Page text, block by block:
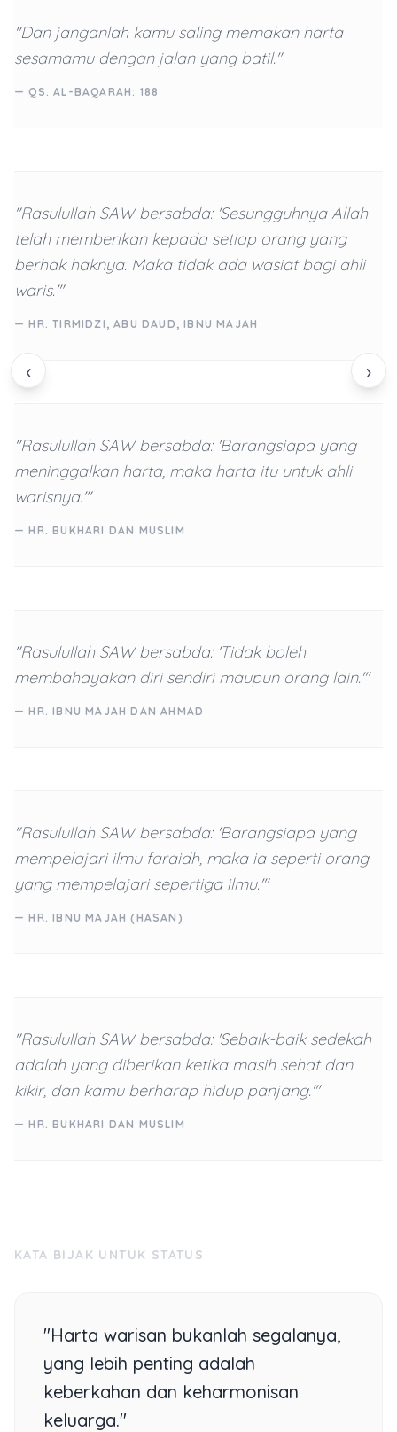
‹ ›
"Dan janganlah kamu saling memakan harta
sesamamu dengan jalan yang batil."
— QS. AL-BAQARAH: 188
"Rasulullah SAW bersabda: 'Sesungguhnya Allah
telah memberikan kepada setiap orang yang
berhak haknya. Maka tidak ada wasiat bagi ahli
waris.'"
— HR. TIRMIDZI, ABU DAUD, IBNU MAJAH
"Rasulullah SAW bersabda: 'Barangsiapa yang
meninggalkan harta, maka harta itu untuk ahli
warisnya.'"
— HR. BUKHARI DAN MUSLIM
"Rasulullah SAW bersabda: 'Tidak boleh
membahayakan diri sendiri maupun orang lain.'"
— HR. IBNU MAJAH DAN AHMAD
"Rasulullah SAW bersabda: 'Barangsiapa yang
mempelajari ilmu faraidh, maka ia seperti orang
yang mempelajari sepertiga ilmu.'"
— HR. IBNU MAJAH (HASAN)
"Rasulullah SAW bersabda: 'Sebaik-baik sedekah
adalah yang diberikan ketika masih sehat dan
kikir, dan kamu berharap hidup panjang.'"
— HR. BUKHARI DAN MUSLIM
KATA BIJAK UNTUK STATUS
"Harta warisan bukanlah segalanya,
yang lebih penting adalah
keberkahan dan keharmonisan
keluarga."